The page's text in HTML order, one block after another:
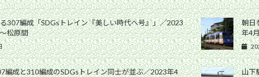
307編成「SDGsトレイン『美しい時代へ号』」／2023
松原間
朝日
年4
編成と310編成のSDGsトレイン同士が並ぶ／2023年4
山下